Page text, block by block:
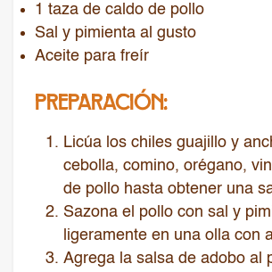
1 taza de caldo de pollo
Sal y pimienta al gusto
Aceite para freír
PREPARACIÓN:
Licúa los chiles guajillo y
cebolla, comino, orégano,
de pollo hasta obtener una
Sazona el pollo con sal y
ligeramente en una olla con
Agrega la salsa de adobo al